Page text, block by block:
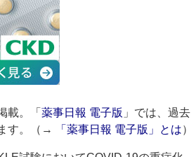
載。「 薬事日報 電子版 」では、過去
す。（→
「薬事日報 電子版」とは）